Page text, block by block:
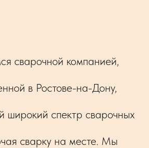
сварочной компанией,
в Ростове-на-Дону,
широкий спектр сварочных
сварку на месте. Мы